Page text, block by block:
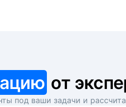
от
под ваши задачи и